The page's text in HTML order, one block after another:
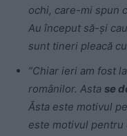
ochi, care-mi spun
Au început să-şi
sunt tineri pleacă
”Chiar ieri am fost
românilor. Asta se
Ăsta este motivul
este motivul pentru